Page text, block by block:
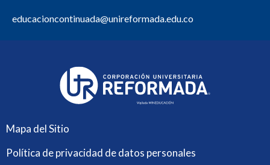
educacioncontinuada@unireformada.edu.co
Mapa del Sitio
Política de privacidad de datos personales